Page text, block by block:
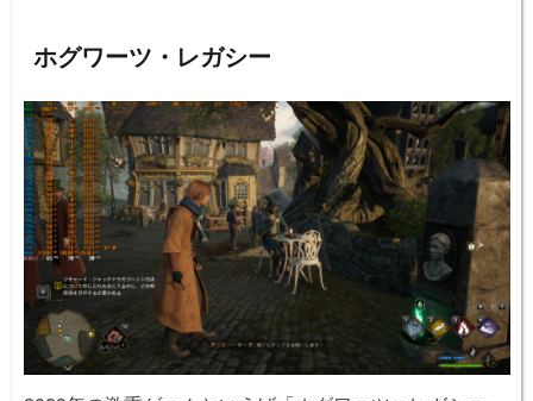
ホグワーツ・レガシー